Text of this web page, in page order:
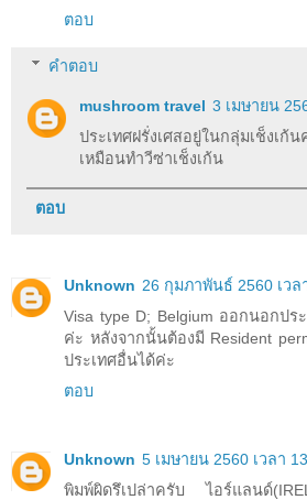
ตอบ
คำตอบ
mushroom travel 3 เมษายน
ประเทศฝรั่งเศสอยู่ในกลุ่มเช็ง
เหมือนทำวีซ่าเช็งเก้น
ตอบ
Unknown 26 กุมภาพันธ์ 2560 เวล
Visa type D; Belgium ออกนอกปร
ค่ะ หลังจากนั้นต้องมี Resident
ประเทศอื่นได้ค่ะ
ตอบ
Unknown 5 เมษายน 2560 เวลา
พิมพ์ผิดรึเปล่าครับ ไอร์แลนด์